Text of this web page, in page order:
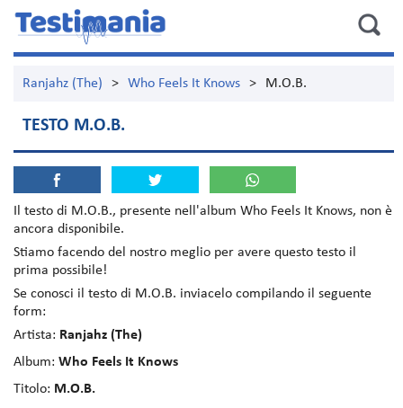
Ranjahz (The) > Who Feels It Knows > M.O.B.
TESTO M.O.B.
Il testo di M.O.B., presente nell'album Who Feels It Knows, non è
ancora disponibile.
Stiamo facendo del nostro meglio per avere questo testo il
prima possibile!
Se conosci il testo di M.O.B. inviacelo compilando il seguente
form:
Artista: Ranjahz (The)
Album: Who Feels It Knows
Titolo: M.O.B.